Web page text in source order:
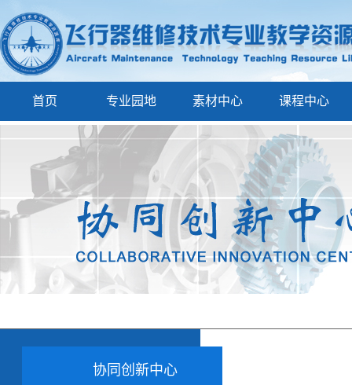
首页 专业园地 素材中心 课程中心
协同创新中心